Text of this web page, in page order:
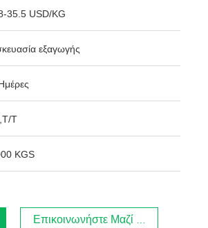
35.5 USD/KG
εξαγωγής
T
KGS
Επικοινωνήστε Μαζί Μας